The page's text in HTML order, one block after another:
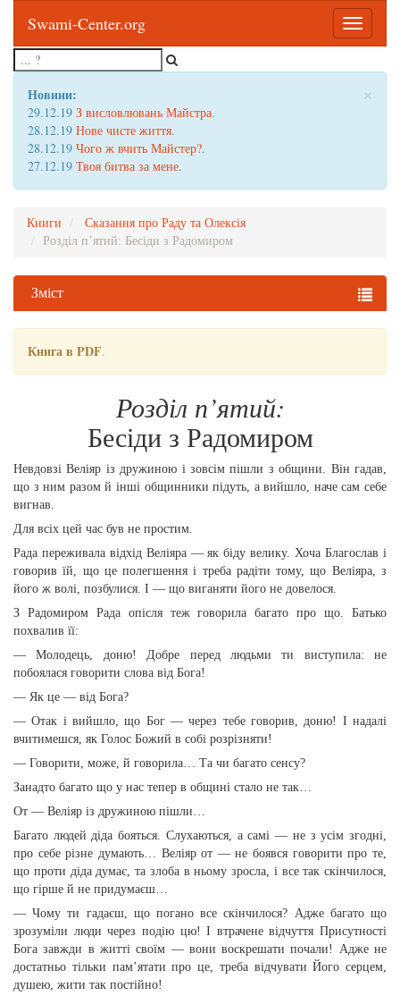
Toggle
Swami-Center.org
×
Новини:
29.12.19 З висловлювань Майстра.
28.12.19 Нове чисте життя.
28.12.19 Чого ж вчить Майстер?.
27.12.19 Твоя битва за мене.
Книги
Сказання про Раду та Олексія
Розділ п’ятий: Бесіди з Радомиром
Зміст
Книга в PDF.
Розділ п’ятий:
Бесіди з Радомиром
Невдовзі Веліяр із дружиною і зовсім пішли з общини. Він гадав,
що з ним разом й інші общинники підуть, а вийшло, наче сам себе
вигнав.
Для всіх цей час був не простим.
Рада переживала відхід Веліяра — як біду велику. Хоча Благослав і
говорив їй, що це полегшення і треба радіти тому, що Веліяра, з
його ж волі, позбулися. І — що виганяти його не довелося.
З Радомиром Рада опісля теж говорила багато про що. Батько
похвалив її:
— Молодець, доню! Добре перед людьми ти виступила: не
побоялася говорити слова від Бога!
— Як це — від Бога?
— Отак і вийшло, що Бог — через тебе говорив, доню! І надалі
вчитимешся, як Голос Божий в собі розрізняти!
— Говорити, може, й говорила… Та чи багато сенсу?
Занадто багато що у нас тепер в общині стало не так…
От — Веліяр із дружиною пішли…
Багато людей діда бояться. Слухаються, а самі — не з усім згодні,
про себе різне думають… Веліяр от — не боявся говорити про те,
що проти діда думає, та злоба в ньому зросла, і все так скінчилося,
що гірше й не придумаєш…
— Чому ти гадаєш, що погано все скінчилося? Адже багато що
зрозуміли люди через подію цю! І втрачене відчуття Присутності
Бога завжди в житті своїм — вони воскрешати почали! Адже не
достатньо тільки пам’ятати про це, треба відчувати Його серцем,
душею, жити так постійно!